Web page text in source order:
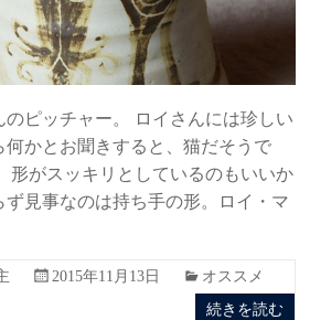
のピッチャー。 ロイさんには珍しい
かとお聞きすると、猫だそうで
形がスッキリとしているのもいいか
ず見事なのは持ち手の形。ロイ・マ
2015年11月13日
オススメ
続きを読む